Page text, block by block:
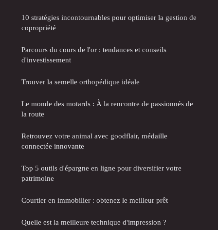
10 stratégies incontournables pour optimiser la gestion de
copropriété
Parcours du cours de l'or : tendances et conseils
d'investissement
Trouver la semelle orthopédique idéale
Le monde des motards : À la rencontre de passionnés de
la route
Retrouvez votre animal avec goodflair, médaille
connectée innovante
Top 5 outils d'épargne en ligne pour diversifier votre
patrimoine
Courtier en immobilier : obtenez le meilleur prêt
Quelle est la meilleure technique d'impression ?